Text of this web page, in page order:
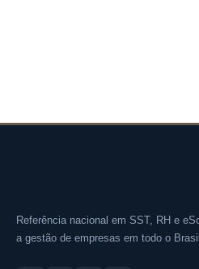
Referência nacional em SST, RH e
a gestão de empresas em todo o